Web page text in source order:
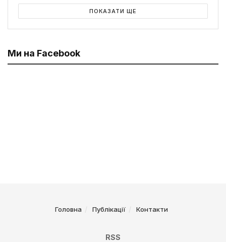
ПОКАЗАТИ ЩЕ
Ми на Facebook
Головна Публікації Контакти
RSS